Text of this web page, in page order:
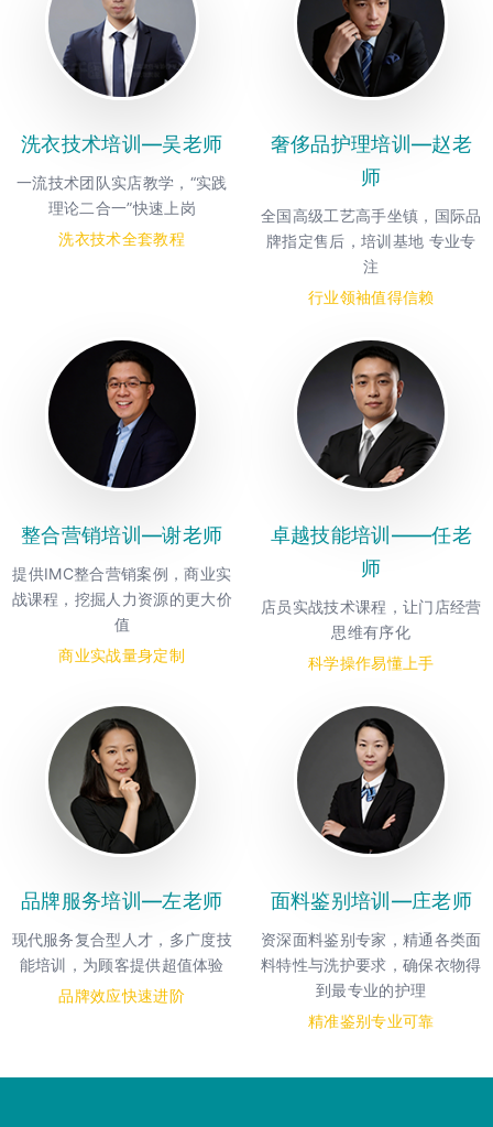
洗衣技术培训—吴老师
一流技术团队实店教学，“实践
理论二合一”快速上岗
洗衣技术全套教程
奢侈品护理培训—赵老
师
全国高级工艺高手坐镇，国际品
牌指定售后，培训基地 专业专
注
行业领袖值得信赖
整合营销培训—谢老师
提供IMC整合营销案例，商业实
战课程，挖掘人力资源的更大价
值
商业实战量身定制
卓越技能培训——任老
师
店员实战技术课程，让门店经营
思维有序化
科学操作易懂上手
品牌服务培训—左老师
现代服务复合型人才，多广度技
能培训，为顾客提供超值体验
品牌效应快速进阶
面料鉴别培训—庄老师
资深面料鉴别专家，精通各类面
料特性与洗护要求，确保衣物得
到最专业的护理
精准鉴别专业可靠